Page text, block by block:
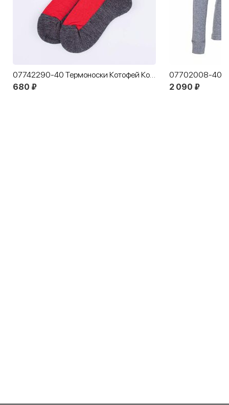
07742290-40 Термоноски Котофей Комфорт красный
680 ₽
2 090 ₽